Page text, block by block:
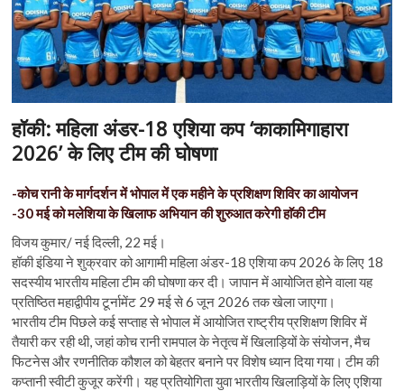
हॉकी: महिला अंडर-18 एशिया कप ‘काकामिगाहारा
2026’ के लिए टीम की घोषणा
-कोच रानी के मार्गदर्शन में भोपाल में एक महीने के प्रशिक्षण शिविर का आयोजन
-30 मई को मलेशिया के खिलाफ अभियान की शुरुआत करेगी हाॅकी टीम
विजय कुमार/ नई दिल्ली, 22 मई।
हॉकी इंडिया ने शुक्रवार को आगामी महिला अंडर-18 एशिया कप 2026 के लिए 18
सदस्यीय भारतीय महिला टीम की घोषणा कर दी। जापान में आयोजित होने वाला यह
प्रतिष्ठित महाद्वीपीय टूर्नामेंट 29 मई से 6 जून 2026 तक खेला जाएगा।
भारतीय टीम पिछले कई सप्ताह से भोपाल में आयोजित राष्ट्रीय प्रशिक्षण शिविर में
तैयारी कर रही थी, जहां कोच रानी रामपाल के नेतृत्व में खिलाड़ियों के संयोजन, मैच
फिटनेस और रणनीतिक कौशल को बेहतर बनाने पर विशेष ध्यान दिया गया। टीम की
कप्तानी स्वीटी कुजूर करेंगी। यह प्रतियोगिता युवा भारतीय खिलाड़ियों के लिए एशिया